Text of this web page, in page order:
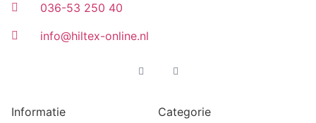
036-53 250 40
info@hiltex-online.nl
Informatie Categorie